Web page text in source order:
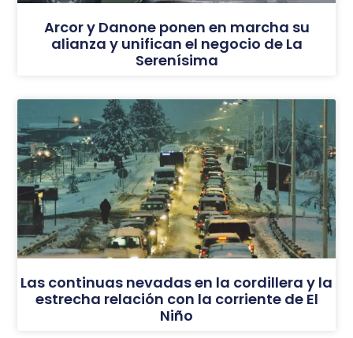
Arcor y Danone ponen en marcha su
alianza y unifican el negocio de La
Serenísima
Las continuas nevadas en la cordillera y la
estrecha relación con la corriente de El
Niño